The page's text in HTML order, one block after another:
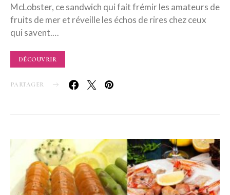
McLobster, ce sandwich qui fait frémir les amateurs de
fruits de mer et réveille les échos de rires chez ceux
qui savent.…
DÉCOUVRIR
PARTAGER